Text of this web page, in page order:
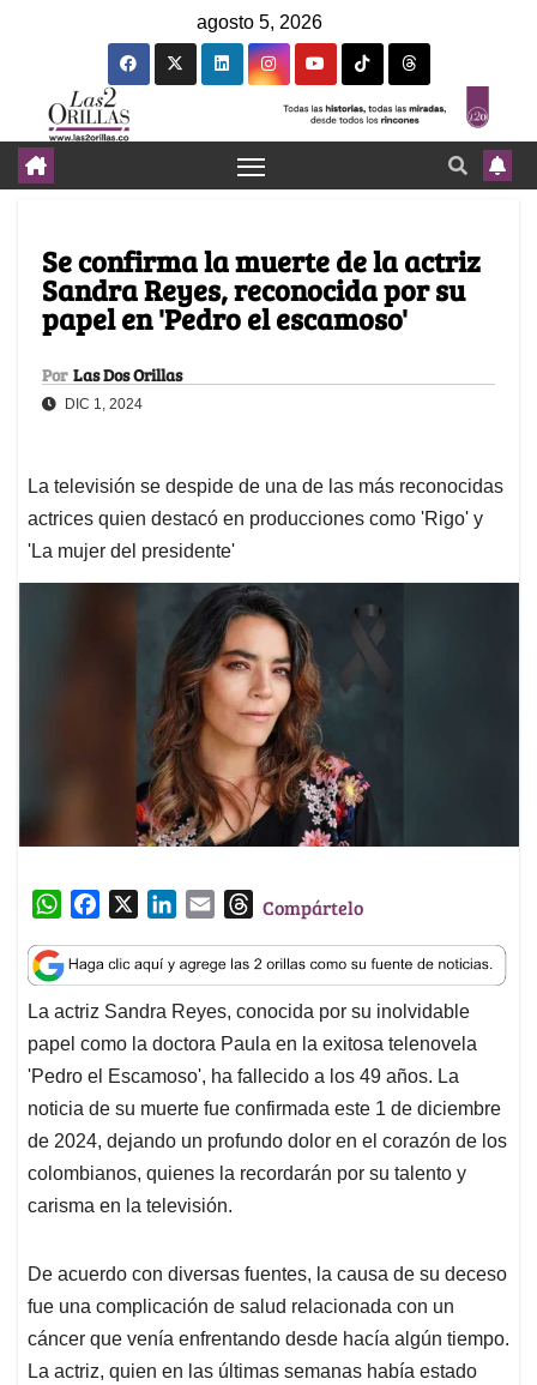
agosto 5, 2026
Se confirma la muerte de la actriz
Sandra Reyes, reconocida por su
papel en 'Pedro el escamoso'
Por Las Dos Orillas
DIC 1, 2024
La televisión se despide de una de las más reconocidas
actrices quien destacó en producciones como 'Rigo' y
'La mujer del presidente'
W
a
t
s
A
p
p
c
e
b
o
o
k
n
k
e
d
I
n
a
i
l
T
r
e
a
d
s
Compártelo
La actriz Sandra Reyes, conocida por su inolvidable
papel como la doctora Paula en la exitosa telenovela
'Pedro el Escamoso', ha fallecido a los 49 años. La
noticia de su muerte fue confirmada este 1 de diciembre
de 2024, dejando un profundo dolor en el corazón de los
colombianos, quienes la recordarán por su talento y
carisma en la televisión.
De acuerdo con diversas fuentes, la causa de su deceso
fue una complicación de salud relacionada con un
cáncer que venía enfrentando desde hacía algún tiempo.
La actriz, quien en las últimas semanas había estado